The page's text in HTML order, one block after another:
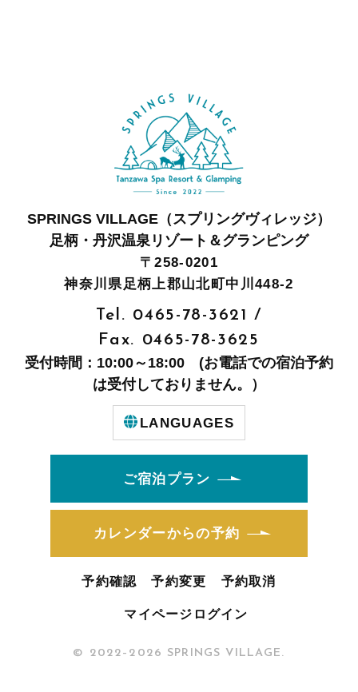
SPRINGS VILLAGE（スプリングヴィレッジ）
足柄・丹沢温泉リゾート＆グランピング
〒258-0201
神奈川県足柄上郡山北町中川448-2
Tel. 0465-78-3621 /
Fax. 0465-78-3625
受付時間：10:00～18:00 (お電話での宿泊予約
は受付しておりません。）
LANGUAGES
© 2022–2026 SPRINGS VILLAGE.
ご宿泊プラン
カレンダーからの予約
予約確認 予約変更 予約取消
マイページログイン